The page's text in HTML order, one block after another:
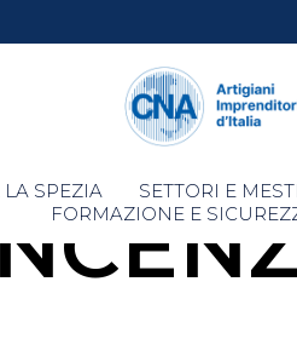
LA SPEZIA SETTORI E
FORMAZIONE E